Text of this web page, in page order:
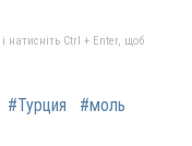
натисніть Ctrl + Enter, щоб
#Турция
#моль